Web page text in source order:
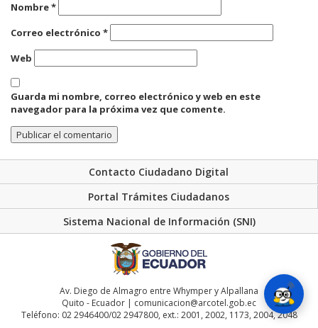
Nombre*
Correo electrónico *
Web
Guarda mi nombre, correo electrónico y web en este
navegador para la próxima vez que comente.
Contacto Ciudadano Digital
Portal Trámites Ciudadanos
Sistema Nacional de Información (SNI)
Av. Diego de Almagro entre Whymper y Alpallana
Quito - Ecuador | comunicacion@arcotel.gob.ec
Teléfono: 02 2946400/02 2947800, ext.: 2001, 2002, 1173, 2004, 2048